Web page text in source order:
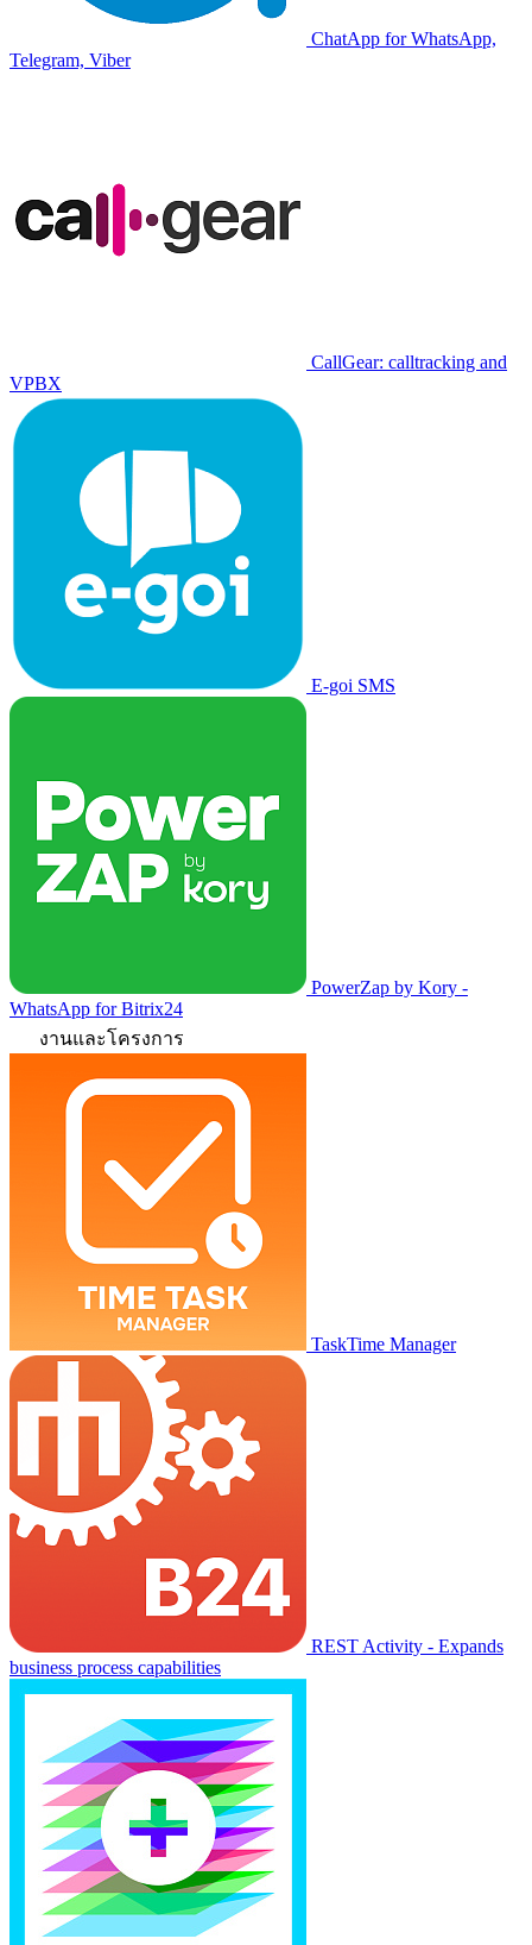
ChatApp for WhatsApp,
Telegram, Viber
CallGear: calltracking and
VPBX
E-goi SMS
PowerZap by Kory -
WhatsApp for Bitrix24
งานและโครงการ
TaskTime Manager
REST Activity - Expands
business process capabilities